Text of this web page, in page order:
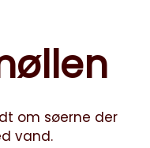
om søerne der
vand.